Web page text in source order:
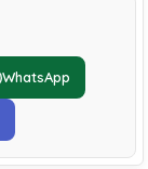
WhatsApp